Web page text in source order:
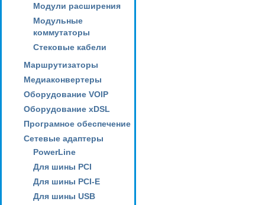
Модули расширения
Модульные
коммутаторы
Стековые кабели
Маршрутизаторы
Медиаконвертеры
Оборудование VOIP
Оборудование xDSL
Програмное обеспечение
Сетевые адаптеры
PowerLine
Для шины PCI
Для шины PCI-E
Для шины USB